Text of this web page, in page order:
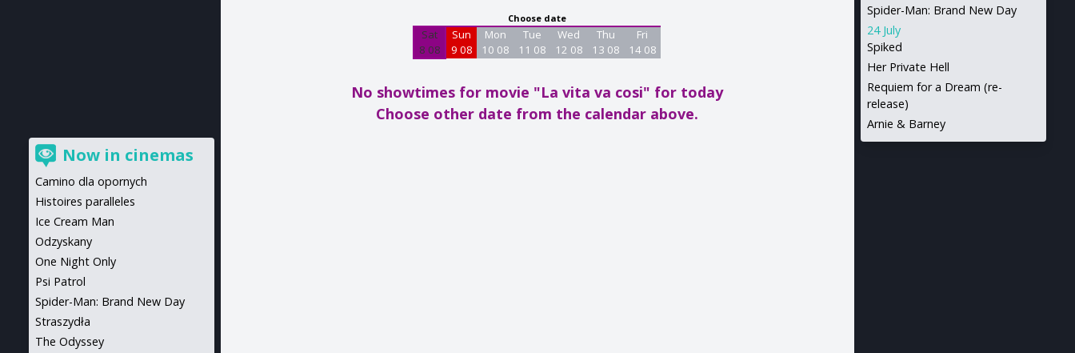
Choose date
Sat
8 08
Sun
9 08
Mon
10 08
Tue
11 08
Wed
12 08
Thu
13 08
Fri
14 08
No showtimes for movie "La vita va cosi" for today
Choose other date from the calendar above.
Spider-Man: Brand New Day
24 July
Spiked
Her Private Hell
Requiem for a Dream (re-
release)
Arnie & Barney
Now in cinemas
Camino dla opornych
Histoires paralleles
Ice Cream Man
Odzyskany
One Night Only
Psi Patrol
Spider-Man: Brand New Day
Straszydła
The Odyssey